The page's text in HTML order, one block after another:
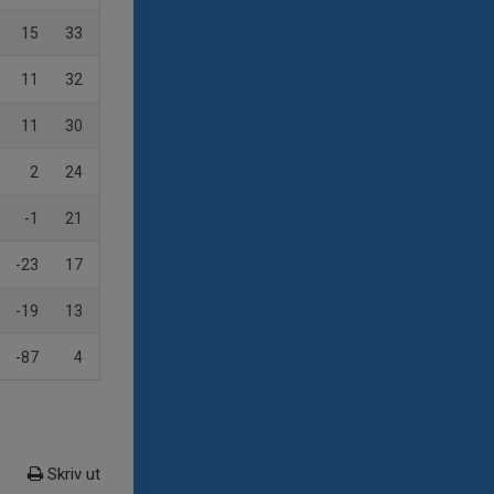
15 33
11 32
11 30
2 24
-1 21
-23 17
-19 13
-87 4
Skriv ut